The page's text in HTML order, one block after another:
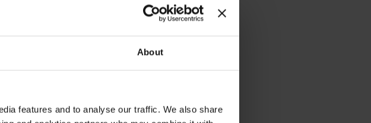
About
features and to analyse our traffic. We also share
offering superb service and a